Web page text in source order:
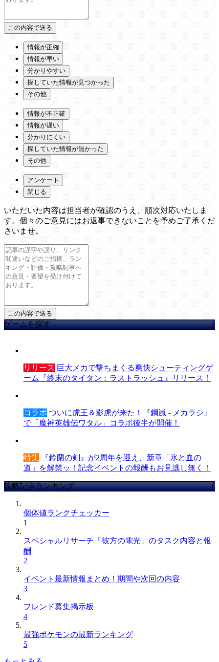
情報が正確
情報が早い
分かりやすい
探していた情報が見つかった
その他
情報が不正確
情報が遅い
分かりにくい
探していた情報が無かった
その他
アンケート
閉じる
いただいた内容は担当者が確認のうえ、順次対応いたしま
す。個々のご意見にはお返事できないことを予めご了承くだ
さいませ。
ゲームを探す
リリース 巨大メカで撃ちまくる爽快シューティングゲ
ーム『終末のタイタン：ラストラッシュ』リリース！
コラボ ついに虎王＆影虎が来た！『鋼嵐 - メカラシ』
で「魔神英雄伝ワタル」コラボ後半が開催！
特集 『鈴蘭の剣』が2周年を迎え、新章「氷と血の
道」を解禁ッ！記念イベントの報酬もお見逃し無く！
攻略記事ランキング
個体値ランクチェッカー
1
スペシャルリサーチ「彼方の電光」のタスク内容と報
酬
2
イベント最新情報まとめ！期間や次回の内容
3
フレンド募集掲示板
4
最強ポケモンの最新ランキング
5